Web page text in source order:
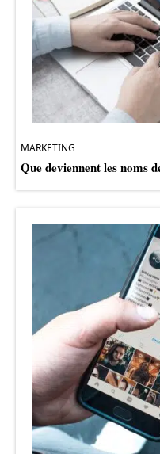
MARKETING
Que deviennent les noms